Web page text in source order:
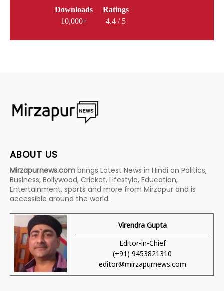
Downloads
10,000+
Ratings
4.4 / 5
ABOUT US
Mirzapurnews.com brings Latest News in Hindi on Politics,
Business, Bollywood, Cricket, Lifestyle, Education,
Entertainment, sports and more from Mirzapur and is
accessible around the world.
Virendra Gupta
Editor-in-Chief
(+91) 9453821310
editor@mirzapurnews.com